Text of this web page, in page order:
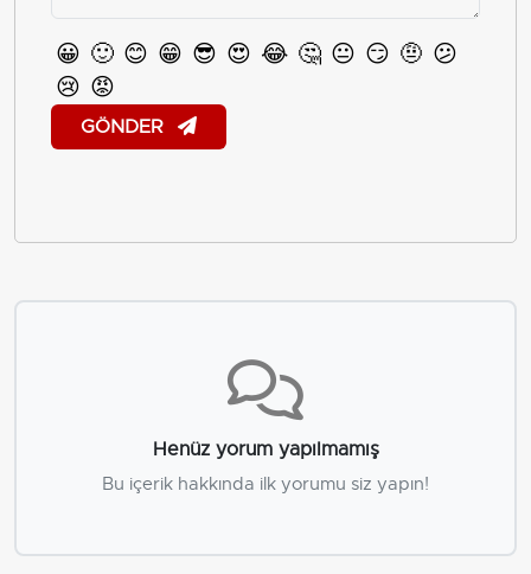
😀 🙂 😊 😁 😎 😍 😂 🤔 😐 😏 🤨 😕
😢 😡
GÖNDER
Henüz yorum yapılmamış
Bu içerik hakkında ilk yorumu siz yapın!